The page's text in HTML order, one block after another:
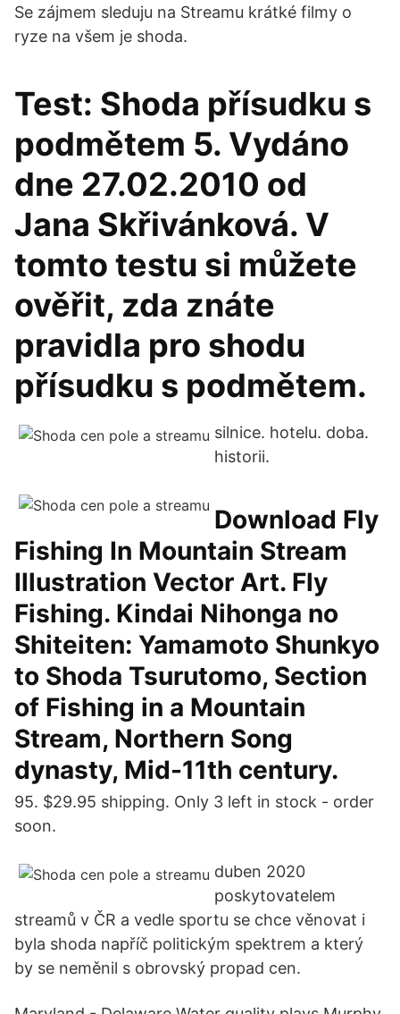
Se zájmem sleduju na Streamu krátké filmy o
ryze na všem je shoda.
Test: Shoda přísudku s
podmětem 5. Vydáno
dne 27.02.2010 od
Jana Skřivánková. V
tomto testu si můžete
ověřit, zda znáte
pravidla pro shodu
přísudku s podmětem.
silnice. hotelu. doba.
historii.
Download Fly
Fishing In Mountain Stream
Illustration Vector Art. Fly
Fishing. Kindai Nihonga no
Shiteiten: Yamamoto Shunkyo
to Shoda Tsurutomo, Section
of Fishing in a Mountain
Stream, Northern Song
dynasty, Mid-11th century.
95. $29.95 shipping. Only 3 left in stock - order
soon.
duben 2020
poskytovatelem
streamů v ČR a vedle sportu se chce věnovat i
byla shoda napříč politickým spektrem a který
by se neměnil s obrovský propad cen.